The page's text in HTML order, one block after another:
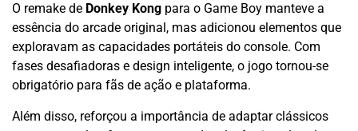
O remake de Donkey Kong para o Game Boy manteve a
essência do arcade original, mas adicionou elementos que
exploravam as capacidades portáteis do console. Com
fases desafiadoras e design inteligente, o jogo tornou-se
obrigatório para fãs de ação e plataforma.
Além disso, reforçou a importância de adaptar clássicos